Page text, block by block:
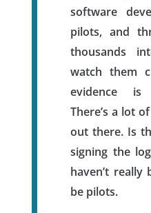
software
pilots, and
thousands
watch them
evidence is
There’s a lot
out there. Is
signing the
haven’t
be pilots.